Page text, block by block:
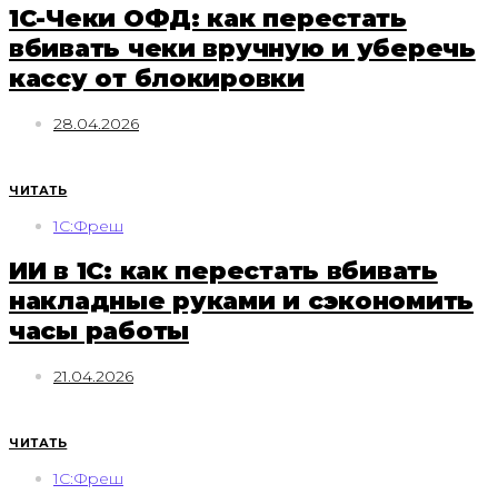
1С-Чеки ОФД: как перестать
вбивать чеки вручную и уберечь
кассу от блокировки
28.04.2026
ЧИТАТЬ
1С:Фреш
ИИ в 1С: как перестать вбивать
накладные руками и сэкономить
часы работы
21.04.2026
ЧИТАТЬ
1С:Фреш